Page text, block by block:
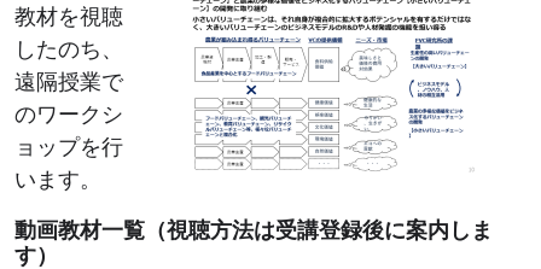
教材を視聴
したのち、
遠隔授業で
のワークシ
ョップを行
います。
動画教材一覧（視聴方法は受講登録後に案内しま
す）